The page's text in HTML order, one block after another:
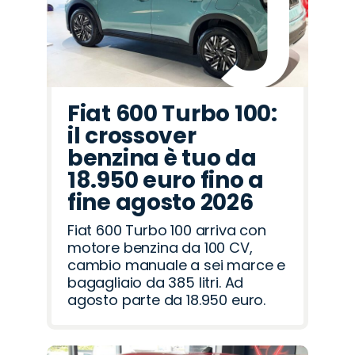
Fiat 600 Turbo 100:
il crossover
benzina è tuo da
18.950 euro fino a
fine agosto 2026
Fiat 600 Turbo 100 arriva con
motore benzina da 100 CV,
cambio manuale a sei marce e
bagagliaio da 385 litri. Ad
agosto parte da 18.950 euro.